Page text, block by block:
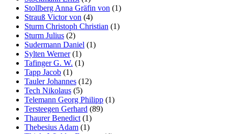
Stollberg Anna Gräfin von (1)
Strauß Victor von (4)
Sturm Christoph Christian (1)
Sturm Julius (2)
Sudermann Daniel (1)
Sylten Werner(1)
Tafinger G. W. (1)
Tapp Jacob (1)
Tauler Johannes (12)
Tech Nikolaus (5)
Telemann Georg Philipp (1)
Tersteegen Gerhard (89)
Thaurer Benedict (1)
Thebesius Adam (1)